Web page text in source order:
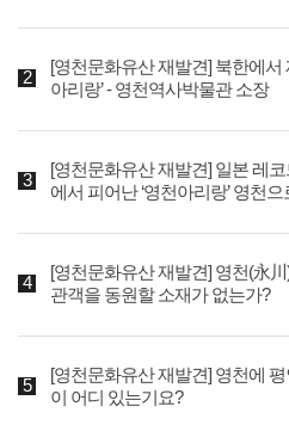
[영천문화유산 재발견] 북한에서
아리랑’ - 영천역사박물관 소장
[영천문화유산 재발견] 일본 레
에서 피어난 ‘영천아리랑’ 영천
[영천문화유산 재발견] 영천(永
관객을 동원할 소재가 없는가?
[영천문화유산 재발견] 영천에
이 어디 있는기요?